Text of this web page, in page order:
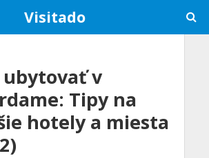
Visitado
ubytovať v
Tipy na
hotely a miesta